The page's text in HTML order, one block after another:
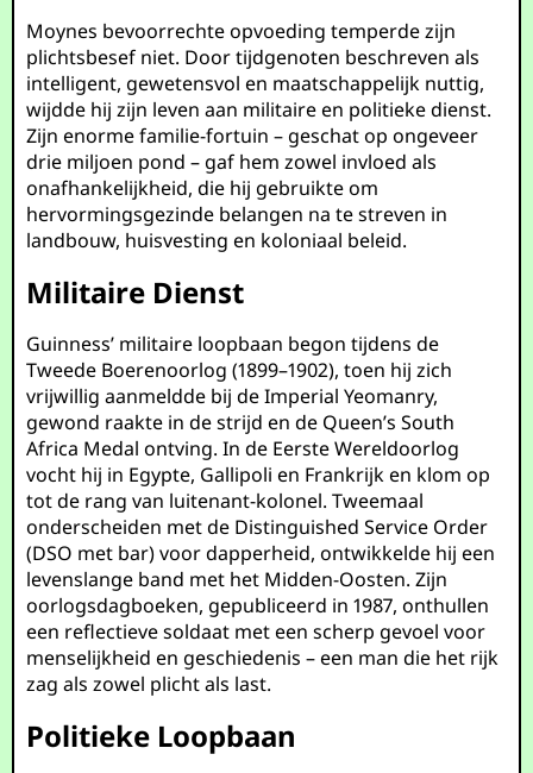
Moynes bevoorrechte opvoeding temperde zijn
plichtsbesef niet. Door tijdgenoten beschreven als
intelligent, gewetensvol en maatschappelijk nuttig,
wijdde hij zijn leven aan militaire en politieke dienst.
Zijn enorme familie-fortuin – geschat op ongeveer
drie miljoen pond – gaf hem zowel invloed als
onafhankelijkheid, die hij gebruikte om
hervormingsgezinde belangen na te streven in
landbouw, huisvesting en koloniaal beleid.
Militaire Dienst
Guinness’ militaire loopbaan begon tijdens de
Tweede Boerenoorlog (1899–1902), toen hij zich
vrijwillig aanmeldde bij de Imperial Yeomanry,
gewond raakte in de strijd en de Queen’s South
Africa Medal ontving. In de Eerste Wereldoorlog
vocht hij in Egypte, Gallipoli en Frankrijk en klom op
tot de rang van luitenant-kolonel. Tweemaal
onderscheiden met de Distinguished Service Order
(DSO met bar) voor dapperheid, ontwikkelde hij een
levenslange band met het Midden-Oosten. Zijn
oorlogsdagboeken, gepubliceerd in 1987, onthullen
een reflectieve soldaat met een scherp gevoel voor
menselijkheid en geschiedenis – een man die het rijk
zag als zowel plicht als last.
Politieke Loopbaan